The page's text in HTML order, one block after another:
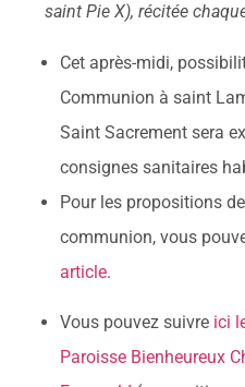
saint Pie X), récitée
Cet après-midi,
Communion à saint
Saint Sacrement sera
consignes sanitaires
Pour les propositions
communion, vous
article.
Vous pouvez suivre ici
Paroisse Bienheureux